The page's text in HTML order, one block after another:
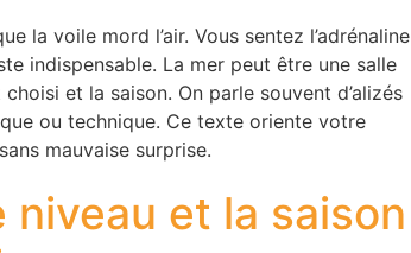
la voile mord l’air. Vous sentez l’adrénaline
indispensable. La mer peut être une salle
et la saison. On parle souvent d’alizés
ou technique. Ce texte oriente votre
mauvaise surprise.
et la saison